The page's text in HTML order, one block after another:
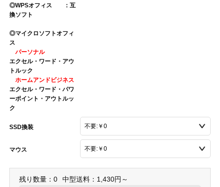
◎WPSオフィス ：互
換ソフト
◎マイクロソフトオフィ
ス
パーソナル
エクセル・ワード・アウ
トルック
ホームアンドビジネス
エクセル・ワード・パワ
ーポイント・アウトルッ
ク
SSD換装
マウス
残り数量：0 中型送料：1,430円～